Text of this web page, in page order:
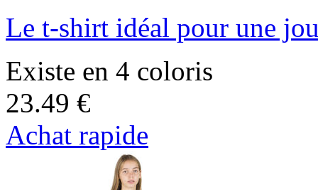
Le t-shirt idéal pour une
Existe en 4 coloris
23.49 €
Achat rapide